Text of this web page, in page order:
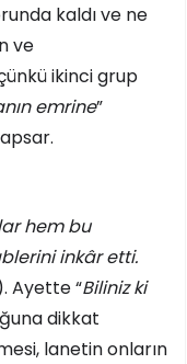
kaldı ve ne
ve
ikinci grup
emrine”
hem bu
inkâr etti.
Ayette “Biliniz ki
dikkat
lanetin onların